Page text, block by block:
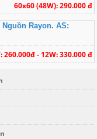
60x60 (48W): 290.000 đ
Rayon. AS:
260.000đ - 12W: 330.000 đ